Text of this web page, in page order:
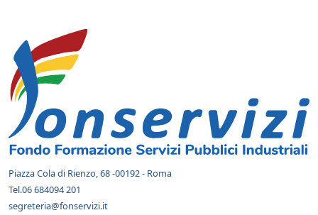
Informazioni e collegamenti di piè
Piazza Cola di Rienzo, 68 -00192 - Roma
Tel.06 684094 201
segreteria@fonservizi.it